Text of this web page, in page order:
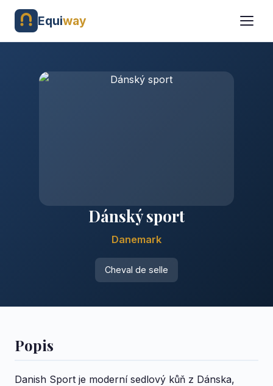
Equiway
Dánský sport
Danemark
Cheval de selle
Popis
Danish Sport je moderní sedlový kůň z Dánska,